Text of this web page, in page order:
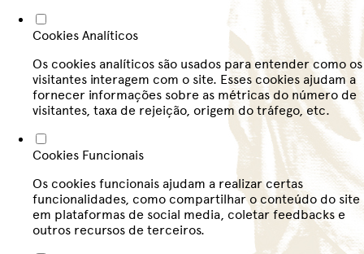
Cookies Analíticos
Os cookies analíticos são usados para entender como os
visitantes interagem com o site. Esses cookies ajudam a
fornecer informações sobre as métricas do número de
visitantes, taxa de rejeição, origem do tráfego, etc.
Cookies Funcionais
Os cookies funcionais ajudam a realizar certas
funcionalidades, como compartilhar o conteúdo do site
em plataformas de social media, coletar feedbacks e
outros recursos de terceiros.